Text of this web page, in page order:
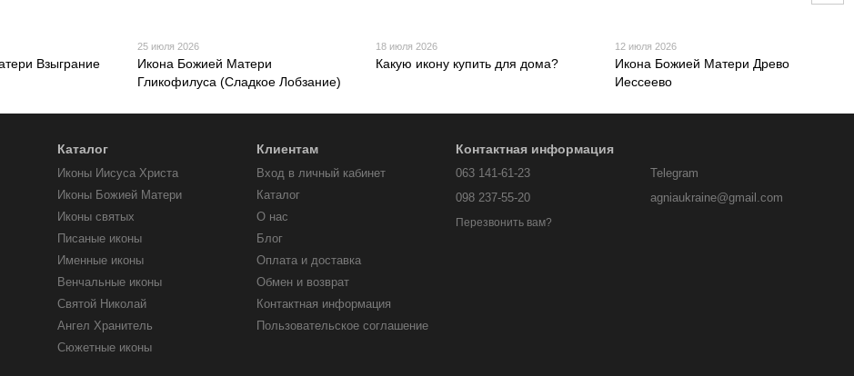
Взыграние
25 июля 2026
Икона Божией Матери
Гликофилуса (Сладкое Лобзание)
18 июля 2026
Какую икону купить для дома?
12 июля 2026
Икона Божией Матери Древо
Иессеево
Каталог
Иконы Иисуса Христа
Иконы Божией Матери
Иконы святых
Писаные иконы
Именные иконы
Венчальные иконы
Святой Николай
Ангел Хранитель
Сюжетные иконы
Клиентам
Вход в личный кабинет
Каталог
О нас
Блог
Оплата и доставка
Обмен и возврат
Контактная информация
Пользовательское соглашение
Контактная информация
063 141-61-23
098 237-55-20
Перезвонить вам?
Telegram
agniaukraine@gmail.com